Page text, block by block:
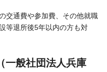
交通費や参加費、その他就職
等退所後5年以内の方も対
一般社団法人兵庫